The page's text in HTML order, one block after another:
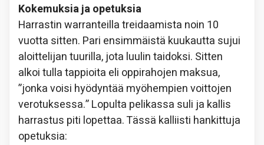
Kokemuksia ja opetuksia
Harrastin warranteilla treidaamista noin 10
vuotta sitten. Pari ensimmäistä kuukautta sujui
aloittelijan tuurilla, jota luulin taidoksi. Sitten
alkoi tulla tappioita eli oppirahojen maksua,
”jonka voisi hyödyntää myöhempien voittojen
verotuksessa.” Lopulta pelikassa suli ja kallis
harrastus piti lopettaa. Tässä kalliisti hankittuja
opetuksia: